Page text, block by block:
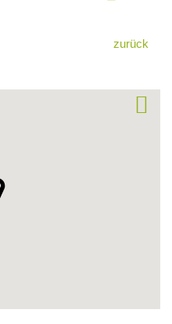
zurück